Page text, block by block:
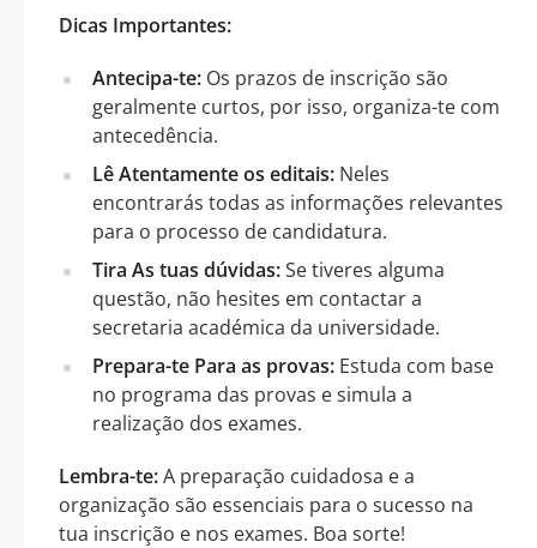
Dicas Importantes:
Antecipa-te: Os prazos de inscrição são
geralmente curtos, por isso, organiza-te com
antecedência.
Lê Atentamente os editais: Neles
encontrarás todas as informações relevantes
para o processo de candidatura.
Tira As tuas dúvidas:Se tiveres alguma
questão, não hesites em contactar a
secretaria académica da universidade.
Prepara-te Para as provas: Estuda com base
no programa das provas e simula a
realização dos exames.
Lembra-te:A preparação cuidadosa e a
organização são essenciais para o sucesso na
tua inscrição e nos exames. Boa sorte!